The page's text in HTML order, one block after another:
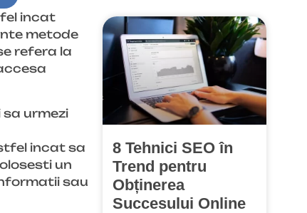
incat
metode
refera la
urmezi
incat sa
un
sau
8 Tehnici SEO în
Trend pentru
Obținerea
Succesului Online